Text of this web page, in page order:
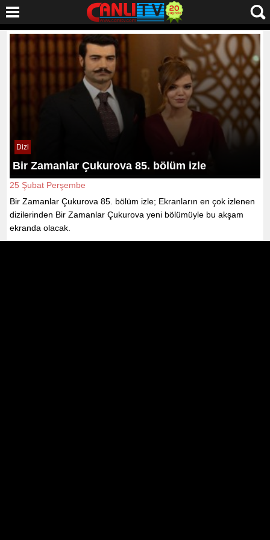
Dizi
Bir Zamanlar Çukurova 85. bölüm izle
25 Şubat Perşembe
Bir Zamanlar Çukurova 85. bölüm izle; Ekranların en çok izlenen
dizilerinden Bir Zamanlar Çukurova yeni bölümüyle bu akşam
ekranda olacak.